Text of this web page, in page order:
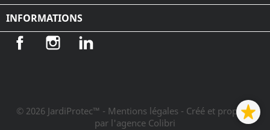
INFORMATIONS
Facebook Instagram
© 2026 JardiProtec™ - Mentions légales - Créé et propulsé
par l'agence Colibri